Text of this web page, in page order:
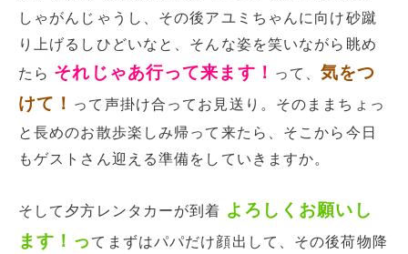
しゃがんじゃうし、その後アユミちゃんに向け砂蹴
り上げるしひどいなと、そんな姿を笑いながら眺め
たら それじゃあ行って来ます！ って、気をつ
けて！ って声掛け合ってお見送り。そのままちょっ
と長めのお散歩楽しみ帰って来たら、そこから今日
もゲストさん迎える準備をしていきますか。
そして夕方レンタカーが到着 よろしくお願いし
ます！っ てまずはパパだけ顔出して、その後荷物降